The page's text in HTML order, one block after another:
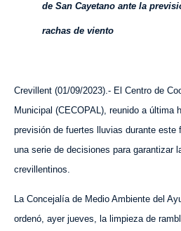
de San Cayetano ante la
rachas de viento
Crevillent (01 /09/2023).- El Centro de
Municipal (CECOPAL), reunido a última
previsión de fuertes lluvias durante este
una serie de decisiones para garantizar
crevillentinos.
La Concejalía de Medio Ambiente del
ordenó, ayer jueves, la limpieza de